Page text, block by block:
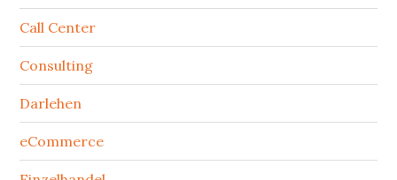
Call Center
Consulting
Darlehen
eCommerce